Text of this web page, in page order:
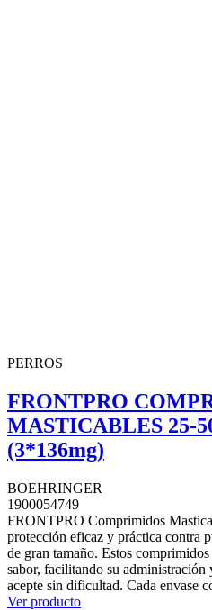
PERROS
FRONTPRO
MASTICABLES 25-
(3*136mg)
BOEHRINGER
1900054749
FRONTPRO Comprimidos
protección eficaz y práctica contra
de gran tamaño. Estos
sabor, facilitando su administración
acepte sin dificultad. Cada envase
Ver producto